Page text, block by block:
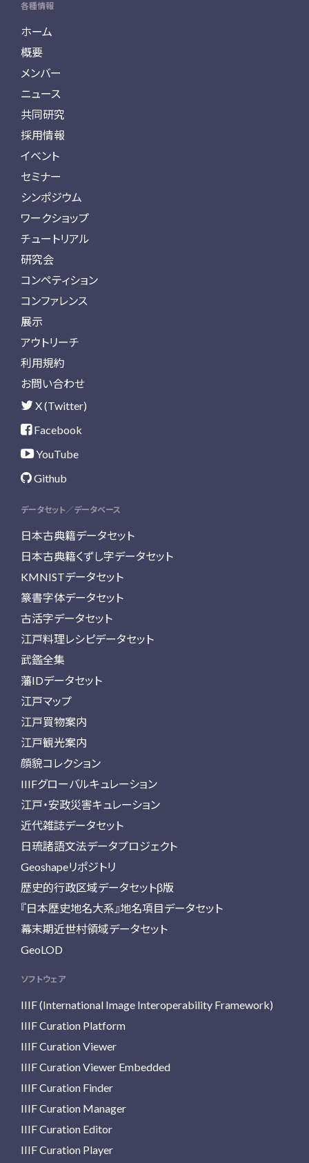
各種情報
ホーム
概要
メンバー
ニュース
共同研究
採用情報
イベント
セミナー
シンポジウム
ワークショップ
チュートリアル
研究会
コンペティション
コンファレンス
展示
アウトリーチ
利用規約
お問い合わせ
X (Twitter)
Facebook
YouTube
Github
データセット／データベース
日本古典籍データセット
日本古典籍くずし字データセット
KMNISTデータセット
篆書字体データセット
古活字データセット
江戸料理レシピデータセット
武鑑全集
藩IDデータセット
江戸マップ
江戸買物案内
江戸観光案内
顔貌コレクション
IIIFグローバルキュレーション
江戸・安政災害キュレーション
近代雑誌データセット
日琉諸語文法データプロジェクト
Geoshapeリポジトリ
歴史的行政区域データセットβ版
『日本歴史地名大系』地名項目データセット
幕末期近世村領域データセット
GeoLOD
ソフトウェア
IIIF (International Image Interoperability Framework)
IIIF Curation Platform
IIIF Curation Viewer
IIIF Curation Viewer Embedded
IIIF Curation Finder
IIIF Curation Manager
IIIF Curation Editor
IIIF Curation Player